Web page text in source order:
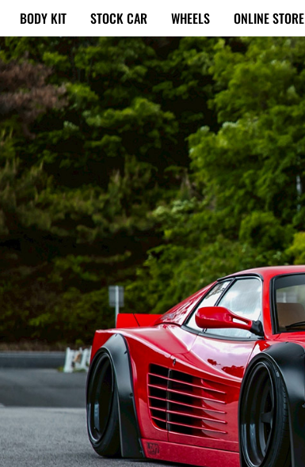
BODY KIT STOCK CAR WHEELS ONLINE STORE